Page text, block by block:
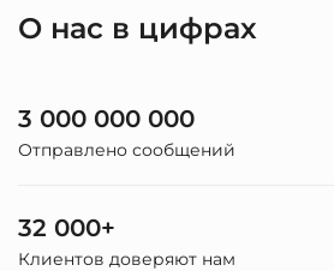
О нас в цифрах
3 000 000 000
Отправлено сообщений
32 000+
Клиентов доверяют нам